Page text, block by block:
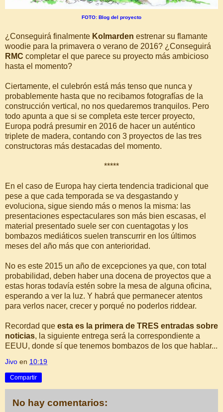
FOTO: Blog del proyecto
¿Conseguirá finalmente Kolmarden estrenar su flamante
woodie para la primavera o verano de 2016? ¿Conseguirá
RMC completar el que parece su proyecto más ambicioso
hasta el momento?
Ciertamente, el culebrón está más tenso que nunca y
probablemente hasta que no recibamos fotografías de la
construcción vertical, no nos quedaremos tranquilos. Pero
todo apunta a que si se completa este tercer proyecto,
Europa podrá presumir en 2016 de hacer un auténtico
triplete de madera, contando con 3 proyectos de las tres
constructoras más destacadas del momento.
*****
En el caso de Europa hay cierta tendencia tradicional que
pese a que cada temporada se va desgastando y
evoluciona, sigue siendo más o menos la misma: las
presentaciones espectaculares son más bien escasas, el
material presentado suele ser con cuentagotas y los
bombazos mediáticos suelen transcurrir en los últimos
meses del año más que con anterioridad.
No es este 2015 un año de excepciones ya que, con total
probabilidad, deben haber una docena de proyectos que a
estas horas todavía estén sobre la mesa de alguna oficina,
esperando a ver la luz. Y habrá que permanecer atentos
para verlos nacer, crecer y porqué no poderlos riddear.
Recordad que esta es la primera de TRES entradas sobre
noticias, la siguiente entrega será la correspondiente a
EEUU, donde sí que tenemos bombazos de los que hablar...
Jivo en 10:19
Compartir
No hay comentarios: